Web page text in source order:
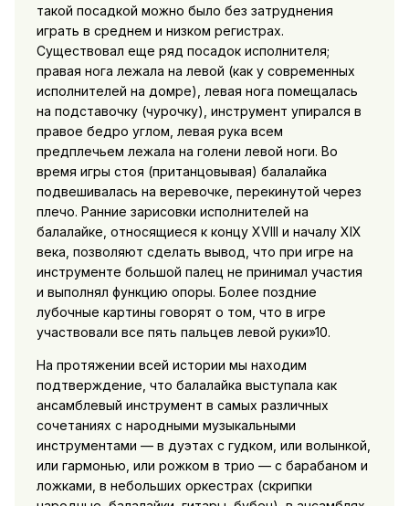
такой посадкой можно было без затруднения
играть в среднем и низком регистрах.
Существовал еще ряд посадок исполнителя;
правая нога лежала на левой (как у современных
исполнителей на домре), левая нога помещалась
на подставочку (чурочку), инструмент упирался в
правое бедро углом, левая рука всем
предплечьем лежала на голени левой ноги. Во
время игры стоя (пританцовывая) балалайка
подвешивалась на веревочке, перекинутой через
плечо. Ранние зарисовки исполнителей на
балалайке, относящиеся к концу XVIII и началу XIX
века, позволяют сделать вывод, что при игре на
инструменте большой палец не принимал участия
и выполнял функцию опоры. Более поздние
лубочные картины говорят о том, что в игре
участвовали все пять пальцев левой руки»10.
На протяжении всей истории мы находим
подтверждение, что балалайка выступала как
ансамблевый инструмент в самых различных
сочетаниях с народными музыкальными
инструментами — в дуэтах с гудком, или волынкой,
или гармонью, или рожком в трио — с барабаном и
ложками, в небольших оркестрах (скрипки